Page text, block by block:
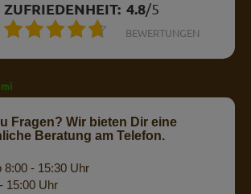
ZUFRIEDENHEIT: 4.8/5
BEWERTUNGEN
Fragen? Wir bieten Dir eine
Beratung am Telefon.
8:00 - 15:30 Uhr
15:00 Uhr